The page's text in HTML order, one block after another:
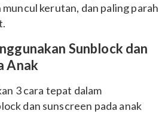
kerutan, dan paling parah
Sunblock dan
Anak
3 cara tepat dalam
dan sunscreen pada anak